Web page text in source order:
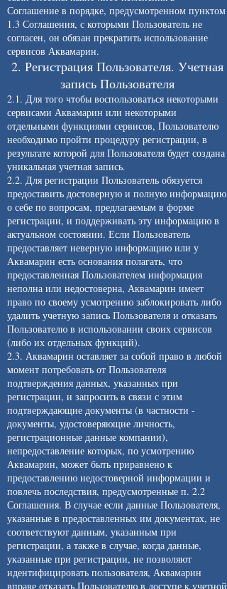
Соглашение в порядке, предусмотренном пунктом
1.3 Соглашения, с которыми Пользователь не
согласен, он обязан прекратить использование
сервисов Аквамарин.
2. Регистрация Пользователя. Учетная
запись Пользователя
2.1. Для того чтобы воспользоваться некоторыми
сервисами Аквамарин или некоторыми
отдельными функциями сервисов, Пользователю
необходимо пройти процедуру регистрации, в
результате которой для Пользователя будет создана
уникальная учетная запись.
2.2. Для регистрации Пользователь обязуется
предоставить достоверную и полную информацию
о себе по вопросам, предлагаемым в форме
регистрации, и поддерживать эту информацию в
актуальном состоянии. Если Пользователь
предоставляет неверную информацию или у
Аквамарин есть основания полагать, что
предоставленная Пользователем информация
неполна или недостоверна, Аквамарин имеет
право по своему усмотрению заблокировать либо
удалить учетную запись Пользователя и отказать
Пользователю в использовании своих сервисов
(либо их отдельных функций).
2.3. Аквамарин оставляет за собой право в любой
момент потребовать от Пользователя
подтверждения данных, указанных при
регистрации, и запросить в связи с этим
подтверждающие документы (в частности -
документы, удостоверяющие личность,
регистрационные данные компании),
непредоставление которых, по усмотрению
Аквамарин, может быть приравнено к
предоставлению недостоверной информации и
повлечь последствия, предусмотренные п. 2.2
Соглашения. В случае если данные Пользователя,
указанные в предоставленных им документах, не
соответствуют данным, указанным при
регистрации, а также в случае, когда данные,
указанные при регистрации, не позволяют
идентифицировать пользователя, Аквамарин
вправе отказать Пользователю в доступе к учетной